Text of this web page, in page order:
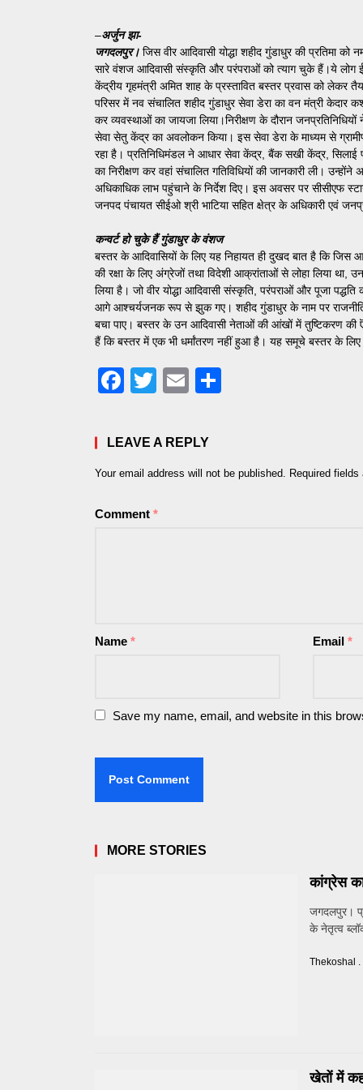
–अर्जुन झा-
जगदलपुर। जिस वीर आदिवासी योद्धा शहीद गुंडाधुर की
सारे वंशज आदिवासी संस्कृति और परंपराओं को त्याग चुके हैं।ये लोग
केंद्रीय गृहमंत्री अमित शाह के प्रस्तावित बस्तर प्रवास को लेकर
परिसर में नव संचालित शहीद गुंडाधुर सेवा डेरा का वन मंत्री केदार
कर व्यवस्थाओं का जायजा लिया।निरीक्षण के दौरान
सेवा सेतु केंद्र का अवलोकन किया। इस सेवा डेरा के माध्यम से
रहा है। प्रतिनिधिमंडल ने आधार सेवा केंद्र, बैंक सखी केंद्र, सिलाई
का निरीक्षण कर वहां संचालित गतिविधियों की जानकारी ली।
अधिकाधिक लाभ पहुंचाने के निर्देश दिए। इस अवसर पर सीसीएफ
जनपद पंचायत सीईओ श्री भाटिया सहित क्षेत्र के अधिकारी एवं
कन्वर्ट हो चुके हैं गुंडाधुर के वंशज
बस्तर के आदिवासियों के लिए यह निहायत ही दुखद बात है कि जिस
की रक्षा के लिए अंग्रेजों तथा विदेशी आक्रांताओं से लोहा लिया
लिया है। जो वीर योद्धा आदिवासी संस्कृति, परंपराओं और पूजा
आगे आश्चर्यजनक रूप से झुक गए। शहीद गुंडाधुर के नाम पर
बचा पाए। बस्तर के उन आदिवासी नेताओं की आंखों में तुष्टिकरण की
हैं कि बस्तर में एक भी धर्मांतरण नहीं हुआ है। यह समूचे बस्तर के लिए
Facebook
TwitterEmail
LEAVE A REPLY
Your email address will not be published. Required
Comment *
Name * Email*
Save my name, email, and website in this
MORE STORIES
कांग्रेस
जगदलपुर।
के नेतृत्व
Thekoshal .
खेतों में